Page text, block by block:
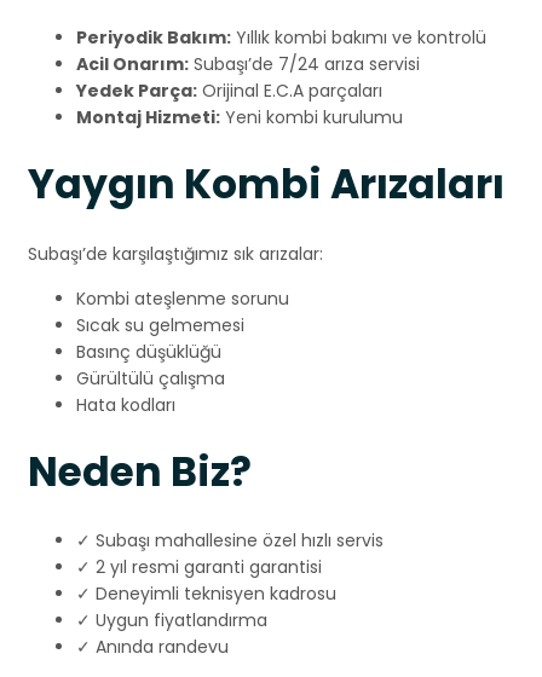
Periyodik Bakım: Yıllık kombi bakımı ve kontrolü
Acil Onarım: Subaşı’de 7/24 arıza servisi
Yedek Parça: Orijinal E.C.A parçaları
Montaj Hizmeti: Yeni kombi kurulumu
Yaygın Kombi Arızaları
Subaşı’de karşılaştığımız sık arızalar:
Kombi ateşlenme sorunu
Sıcak su gelmemesi
Basınç düşüklüğü
Gürültülü çalışma
Hata kodları
Neden Biz?
✓ Subaşı mahallesine özel hızlı servis
✓ 2 yıl resmi garanti garantisi
✓ Deneyimli teknisyen kadrosu
✓ Uygun fiyatlandırma
✓ Anında randevu